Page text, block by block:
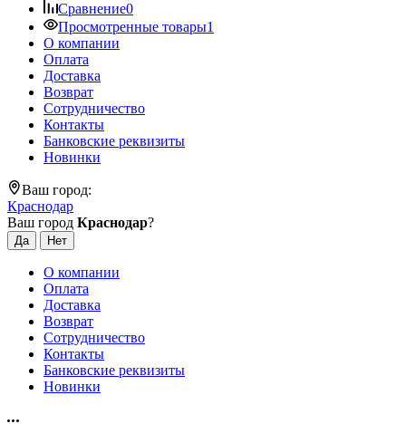
Сравнение0
Просмотренные товары1
О компании
Оплата
Доставка
Возврат
Сотрудничество
Контакты
Банковские реквизиты
Новинки
Ваш город:
Краснодар
Ваш город Краснодар?
О компании
Оплата
Доставка
Возврат
Сотрудничество
Контакты
Банковские реквизиты
Новинки